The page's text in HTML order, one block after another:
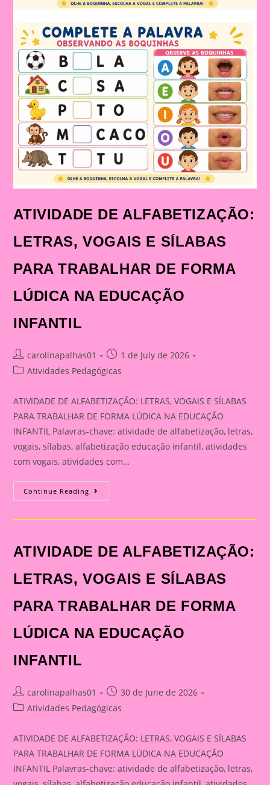
ATIVIDADE DE ALFABETIZAÇÃO:
LETRAS, VOGAIS E SÍLABAS
PARA TRABALHAR DE FORMA
LÚDICA NA EDUCAÇÃO
INFANTIL
Post
author:
carolinapalhas01
Post
published:
1 de July de 2026
PostAtividades Pedagógicas
ATIVIDADE DE ALFABETIZAÇÃO: LETRAS, VOGAIS E SÍLABAS
PARA TRABALHAR DE FORMA LÚDICA NA EDUCAÇÃO
INFANTIL Palavras-chave: atividade de alfabetização, letras,
vogais, sílabas, alfabetização educação infantil, atividades
com vogais, atividades com…
Continue Reading ATIVIDADE
DE
LETRAS,
PARA
TRABALHAR
FORMA
LÚDICA
EDUCAÇÃO
INFANTIL
ATIVIDADE DE ALFABETIZAÇÃO:
LETRAS, VOGAIS E SÍLABAS
PARA TRABALHAR DE FORMA
LÚDICA NA EDUCAÇÃO
INFANTIL
Post
author:
carolinapalhas01
Post
published:
30 de June de 2026
PostAtividades Pedagógicas
ATIVIDADE DE ALFABETIZAÇÃO: LETRAS, VOGAIS E SÍLABAS
PARA TRABALHAR DE FORMA LÚDICA NA EDUCAÇÃO
INFANTIL Palavras-chave: atividade de alfabetização, letras,